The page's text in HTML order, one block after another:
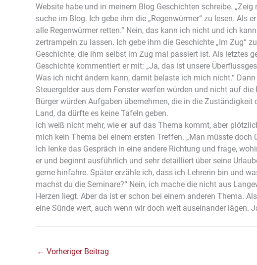
Website habe und in meinem Blog Geschichten schreibe.
suche im Blog. Ich gebe ihm die „Regenwürmer“ zu lesen. Als
alle Regenwürmer retten.“ Nein, das kann ich nicht und ich
zertrampeln zu lassen. Ich gebe ihm die Geschichte „Im Zug“
Geschichte, die ihm selbst im Zug mal passiert ist. Als letztes
Geschichte kommentiert er mit: „Ja, das ist unsere
Was ich nicht ändern kann, damit belaste ich mich nicht.“
Steuergelder aus dem Fenster werfen würden und nicht auf
Bürger würden Aufgaben übernehmen, die in die Zuständigkeit
Land, da dürfte es keine Tafeln geben.
Ich weiß nicht mehr, wie er auf das Thema kommt, aber
mich kein Thema bei einem ersten Treffen. „Man müsste doch
Ich lenke das Gespräch in eine andere Richtung und frage,
er und beginnt ausführlich und sehr detailliert über seine
gerne hinfahre. Später erzähle ich, dass ich Lehrerin bin und
machst du die Seminare?“ Nein, ich mache die nicht aus
Herzen liegt. Aber da ist er schon bei einem anderen Thema.
eine Sünde wert, auch wenn wir doch weit auseinander lägen.
← Vorheriger Beitrag